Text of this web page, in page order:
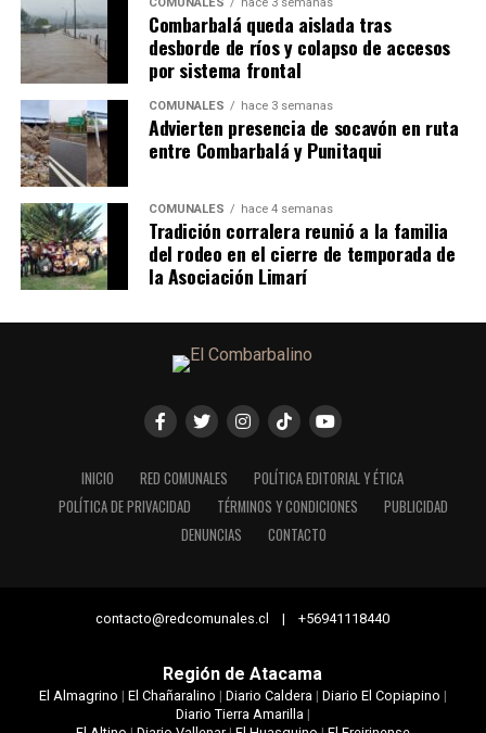
COMUNALES hace 3 semanas
Combarbalá queda aislada tras
desborde de ríos y colapso de accesos
por sistema frontal
COMUNALES hace 3 semanas
Advierten presencia de socavón en ruta
entre Combarbalá y Punitaqui
COMUNALES hace 4 semanas
Tradición corralera reunió a la familia
del rodeo en el cierre de temporada de
la Asociación Limarí
INICIO RED COMUNALES
POLÍTICA EDITORIAL Y ÉTICA
POLÍTICA DE PRIVACIDAD
TÉRMINOS Y CONDICIONES
PUBLICIDAD
DENUNCIAS
CONTACTO
contacto@redcomunales.cl | +56941118440
Región de Atacama
El Almagrino | El Chañaralino | Diario Caldera| Diario El Copiapino |
Diario Tierra Amarilla|